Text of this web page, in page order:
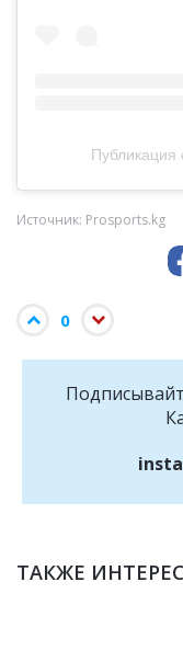
Публикация
Источник: Prosports.kg
0
ТАКЖЕ